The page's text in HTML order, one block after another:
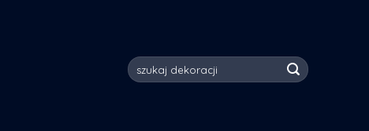
Szukaj: